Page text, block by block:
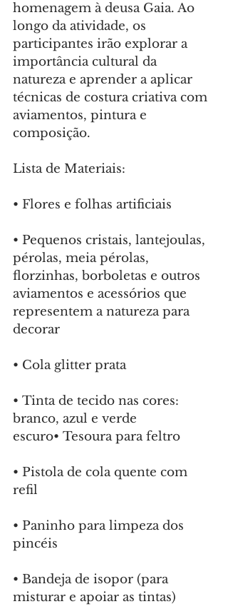
homenagem à deusa Gaia. Ao
longo da atividade, os
participantes irão explorar a
importância cultural da
natureza e aprender a aplicar
técnicas de costura criativa com
aviamentos, pintura e
composição.
Lista de Materiais:
•⁠ ⁠Flores e folhas artificiais
•⁠ ⁠Pequenos cristais, lantejoulas,
pérolas, meia pérolas,
florzinhas, borboletas e outros
aviamentos e acessórios que
representem a natureza para
decorar
•⁠ ⁠Cola glitter prata
•⁠ ⁠Tinta de tecido nas cores:
branco, azul e verde
escuro•⁠ ⁠Tesoura para feltro
•⁠ ⁠Pistola de cola quente com
refil
•⁠ ⁠Paninho para limpeza dos
pincéis
•⁠ ⁠Bandeja de isopor (para
misturar e apoiar as tintas)